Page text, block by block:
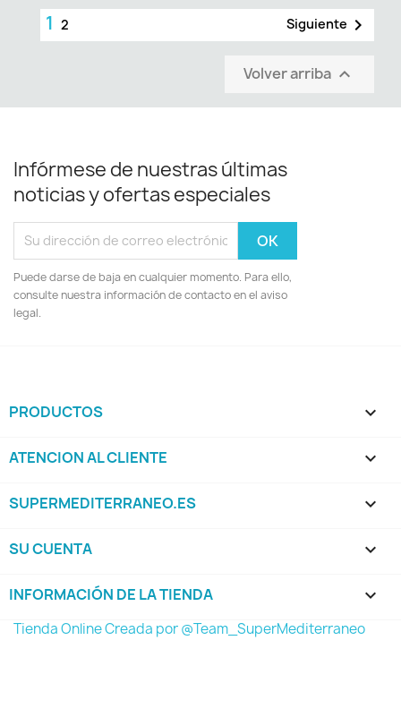
1 2 Siguiente 
Volver arriba 
Infórmese de nuestras últimas
noticias y ofertas especiales
Puede darse de baja en cualquier momento. Para ello,
consulte nuestra información de contacto en el aviso
legal.
PRODUCTOS 
ATENCION AL CLIENTE 
SUPERMEDITERRANEO.ES 
SU CUENTA 
INFORMACIÓN DE LA TIENDA keyboard_arrow_down
Tienda Online Creada por @Team_SuperMediterraneo